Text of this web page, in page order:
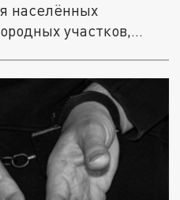
населённых
участков,